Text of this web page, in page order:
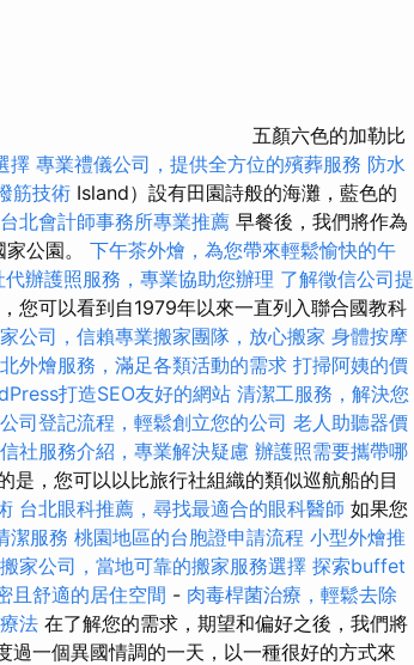
五顏六色的加勒比
擇 專業禮儀公司，提供全方位的殯葬服務 防水
筋技術 Island）設有田園詩般的海灘，藍色的
台北會計師事務所專業推薦 早餐後，我們將作為
公園。 下午茶外燴，為您帶來輕鬆愉快的午
代辦護照服務，專業協助您辦理 了解徵信公司提
您可以看到自1979年以來一直列入聯合國教科
公司，信賴專業搬家團隊，放心搬家 身體按摩
外燴服務，滿足各類活動的需求 打掃阿姨的價
打造SEO友好的網站 清潔工服務，解決您
司登記流程，輕鬆創立您的公司 老人助聽器價
社服務介紹，專業解決疑慮 辦護照需要攜帶哪
是，您可以以比旅行社組織的類似巡航船的目
台北眼科推薦，尋找最適合的眼科醫師 如果您
潔服務 桃園地區的台胞證申請流程 小型外燴推
家公司，當地可靠的搬家服務選擇 探索buffet
且舒適的居住空間 - 肉毒桿菌治療，輕鬆去除
法 在了解您的需求，期望和偏好之後，我們將
一個異國情調的一天，以一種很好的方式來